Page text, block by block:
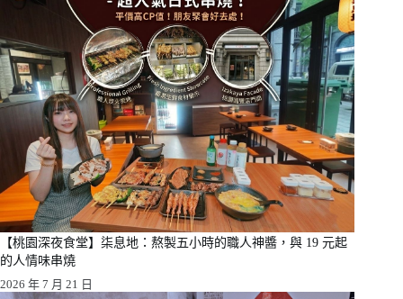
【桃園深夜食堂】柒息地：熬製五小時的職人神醬，與 19 元起
的人情味串燒
2026 年 7 月 21 日